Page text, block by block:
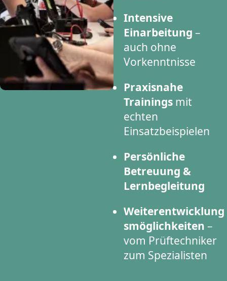
Intensive
Einarbeitung –
auch ohne
Vorkenntnisse
Praxisnahe
Trainings mit
echten
Einsatzbeispielen
Persönliche
Betreuung &
Lernbegleitung
Weiterentwicklung
smöglichkeiten –
vom Prüftechniker
zum Spezialisten